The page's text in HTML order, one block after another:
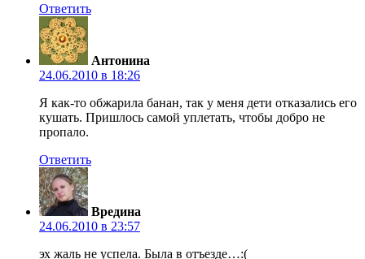
Ответить
Антонина
24.06.2010 в 18:26
Я как-то обжарила банан, так у меня дети отказались его
кушать. Пришлось самой уплетать, чтобы добро не
пропало.
Ответить
Вредина
24.06.2010 в 23:57
эх жаль не успела. Была в отъезде…:(